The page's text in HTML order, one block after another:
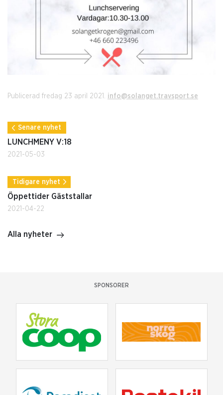
Publicerad fredag 23 april 2021. info@solanget.travsport.se
Senare nyhet
LUNCHMENY V:18
2021-05-03
Tidigare nyhet
Öppettider Gäststallar
2021-04-22
Alla nyheter
SPONSORER